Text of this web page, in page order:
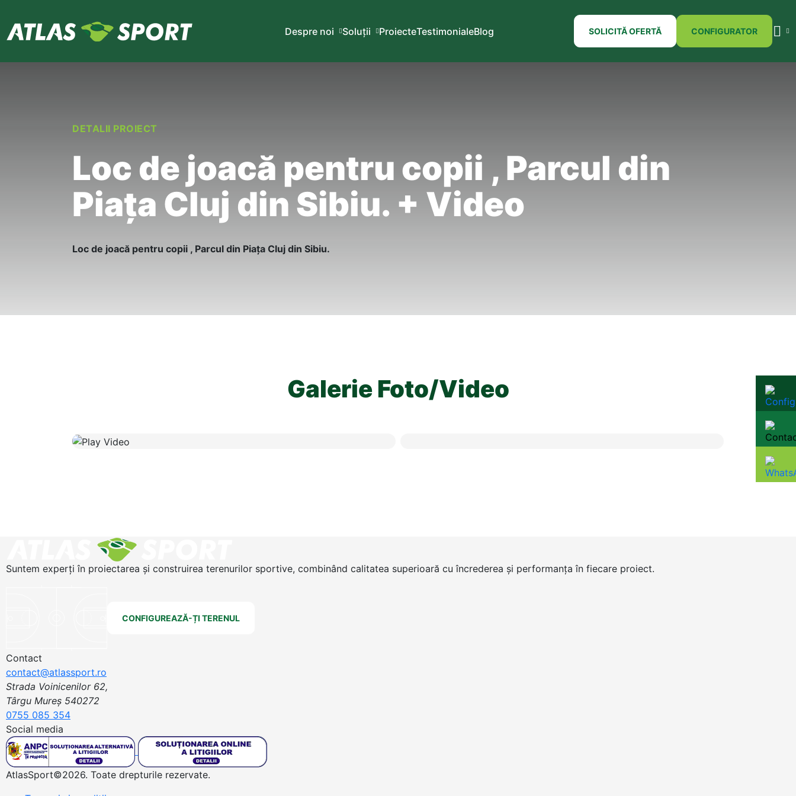
Despre noi Soluții ProiecteTestimonialeBlog SOLICITĂ OFERTĂ CONFIGURATOR
DETALII PROIECT
Loc de joacă pentru copii , Parcul din
Piața Cluj din Sibiu. + Video
Loc de joacă pentru copii , Parcul din Piața Cluj din Sibiu.
Galerie Foto/Video
Suntem experți în proiectarea și construirea terenurilor sportive, combinând calitatea superioară cu încrederea și performanța în fiecare proiect.
CONFIGUREAZĂ-ȚI TERENUL
Contact
contact@atlassport.ro
Strada Voinicenilor 62,
Târgu Mureș 540272
0755 085 354
Social media
AtlasSport©2026. Toate drepturile rezervate.